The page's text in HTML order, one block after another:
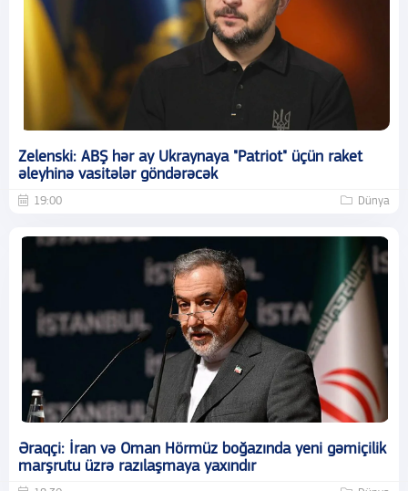
Zelenski: ABŞ hər ay Ukraynaya "Patriot" üçün raket
əleyhinə vasitələr göndərəcək
19:00 Dünya
Əraqçi: İran və Oman Hörmüz boğazında yeni gəmiçilik
marşrutu üzrə razılaşmaya yaxındır